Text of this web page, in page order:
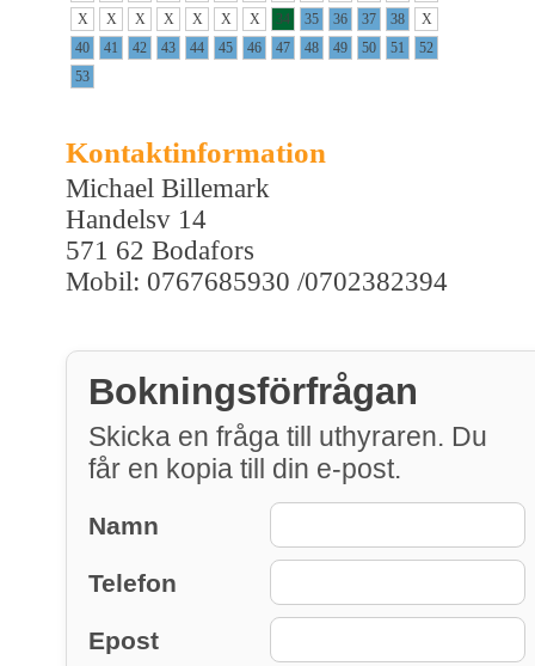
X
X X X X X X 34 35 36 37 38
X
40
41 42 43 44 45 46 47 48 49 50 51
52
53
Kontaktinformation
Michael Billemark
Handelsv 14
571 62 Bodafors
Mobil: 0767685930 /0702382394
Bokningsförfrågan
Skicka en fråga till uthyraren. Du
får en kopia till din e-post.
Namn
Telefon
Epost